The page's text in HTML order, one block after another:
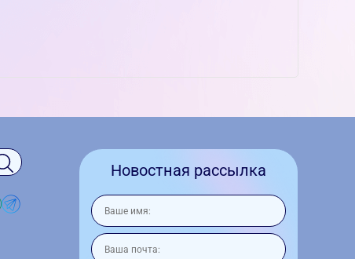
Новостная рассылка